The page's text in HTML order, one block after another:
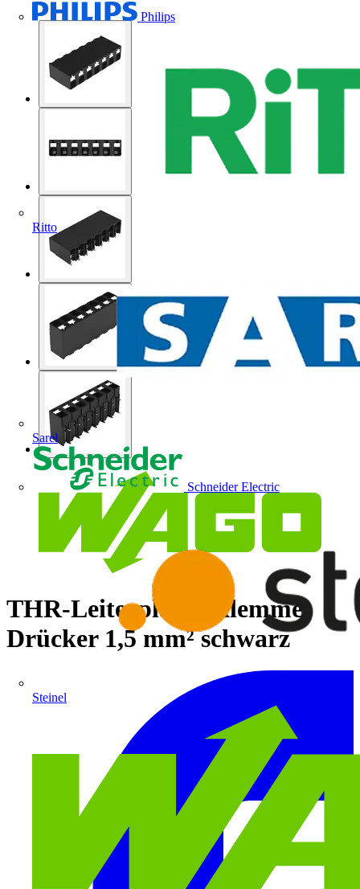
Philips
Ritto
Sarel
Schneider Electric
Steinel
THR-Leiterplattenklemme
Drücker 1,5 mm² schwarz